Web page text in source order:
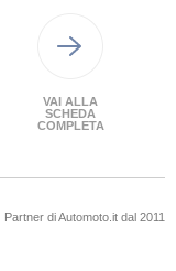
VAI ALLA
SCHEDA
COMPLETA
Partner di Automoto.it dal 2011